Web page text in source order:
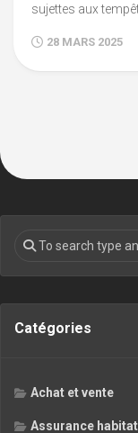
sujettes aux
28 MARS 2025
Catégories
Achat et vente
Assurance